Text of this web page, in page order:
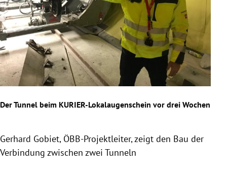
Der Tunnel beim KURIER-Lokalaugenschein vor drei Wochen
Gerhard Gobiet, ÖBB-Projektleiter, zeigt den Bau der
Verbindung zwischen zwei Tunneln